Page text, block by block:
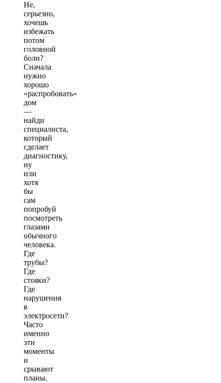
Не,
серьезно,
хочешь
избежать
потом
головной
боли?
Сначала
нужно
хорошо
«распробовать»
дом
—
найди
специалиста,
который
сделает
диагностику,
ну
или
хотя
бы
сам
попробуй
посмотреть
глазами
обычного
человека.
Где
трубы?
Где
стояки?
Где
нарушения
в
электросети?
Часто
именно
эти
моменты
и
срывают
планы.